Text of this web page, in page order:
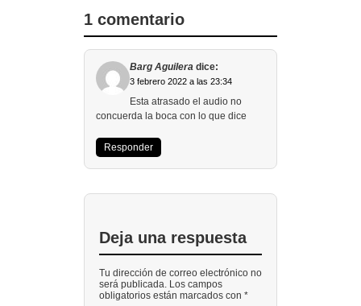
1 comentario
Barg Aguilera dice:
3 febrero 2022 a las 23:34
Esta atrasado el audio no
concuerda la boca con lo que dice
Responder
Deja una respuesta
Tu dirección de correo electrónico no
será publicada. Los campos
obligatorios están marcados con *